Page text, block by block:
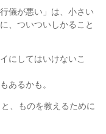
儀が悪い」は、小さい
、ついついしかること
にしてはいけないこ
あるかも。
、ものを教えるために